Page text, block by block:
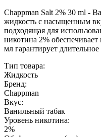
Chappman Salt 2% 30 ml -
жидкость с насыщенным
подходящая для
никотина 2%
мл гарантирует
Тип товара:
Жидкость
Бренд:
Chappman
Вкус:
Ванильный табак
Уровень никотина:
2%